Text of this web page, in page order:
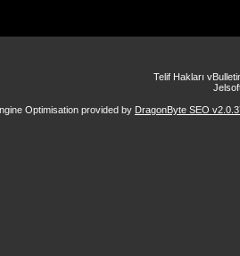
Telif Hakları
Optimisation provided by DragonByte SEO